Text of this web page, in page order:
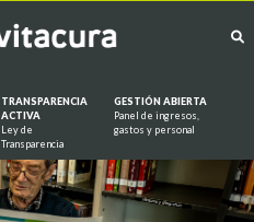
TRANSPARENCIA
ACTIVA
Ley de
Transparencia
GESTIÓN ABIERTA
Panel de ingresos,
gastos y personal